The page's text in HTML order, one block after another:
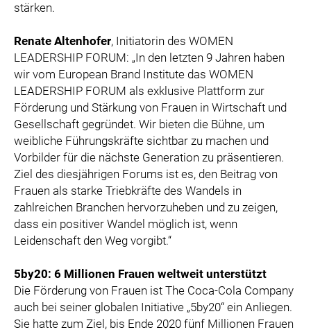
stärken.
Renate Altenhofer, Initiatorin des WOMEN
LEADERSHIP FORUM: „In den letzten 9 Jahren haben
wir vom European Brand Institute das WOMEN
LEADERSHIP FORUM als exklusive Plattform zur
Förderung und Stärkung von Frauen in Wirtschaft und
Gesellschaft gegründet. Wir bieten die Bühne, um
weibliche Führungskräfte sichtbar zu machen und
Vorbilder für die nächste Generation zu präsentieren.
Ziel des diesjährigen Forums ist es, den Beitrag von
Frauen als starke Triebkräfte des Wandels in
zahlreichen Branchen hervorzuheben und zu zeigen,
dass ein positiver Wandel möglich ist, wenn
Leidenschaft den Weg vorgibt.“
5by20: 6 Millionen Frauen weltweit unterstützt
Die Förderung von Frauen ist The Coca-Cola Company
auch bei seiner globalen Initiative „5by20“ ein Anliegen.
Sie hatte zum Ziel, bis Ende 2020 fünf Millionen Frauen